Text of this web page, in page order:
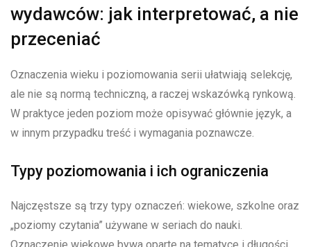
wydawców: jak interpretować, a nie
przeceniać
Oznaczenia wieku i poziomowania serii ułatwiają selekcję,
ale nie są normą techniczną, a raczej wskazówką rynkową.
W praktyce jeden poziom może opisywać głównie język, a
w innym przypadku treść i wymagania poznawcze.
Typy poziomowania i ich ograniczenia
Najczęstsze są trzy typy oznaczeń: wiekowe, szkolne oraz
„poziomy czytania” używane w seriach do nauki.